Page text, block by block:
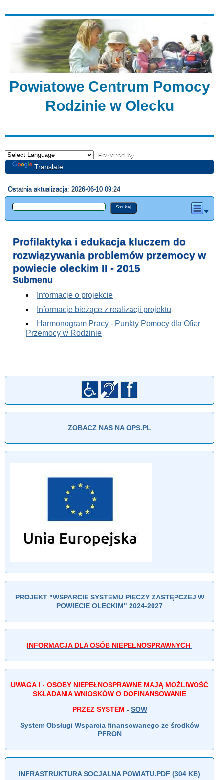
Powiatowe Centrum Pomocy
Rodzinie w Olecku
Powered by
Translate
Ostatnia aktualizacja: 2026-06-10 09:24
Profilaktyka i edukacja kluczem do
rozwiązywania problemów przemocy w
powiecie oleckim II - 2015
Submenu
Informacje o projekcie
Informacje bieżące z realizacji projektu
Harmonogram Pracy - Punkty Pomocy dla Ofiar
Przemocy w Rodzinie
ZOBACZ NAS NA OPS.PL
PROJEKT "WSPARCIE SYSTEMU PIECZY ZASTĘPCZEJ W
POWIECIE OLECKIM" 2024-2027
INFORMACJA DLA OSÓB NIEPEŁNOSPRAWNYCH
UWAGA ! - OSOBY NIEPEŁNOSPRAWNE MAJĄ MOŻLIWOŚĆ
SKŁADANIA WNIOSKÓW O DOFINANSOWANIE
PRZEZ SYSTEM - SOW
System Obsługi Wsparcia finansowanego ze środków
PFRON
INFRASTRUKTURA SOCJALNA POWIATU.PDF (304 KB)